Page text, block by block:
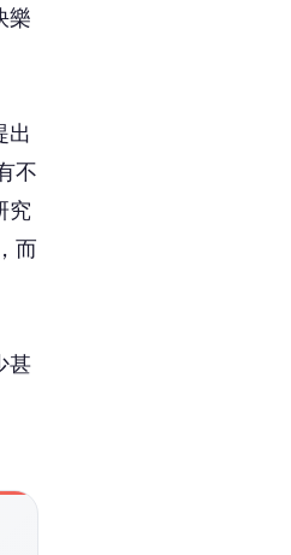
樂
出
不
究
而
甚